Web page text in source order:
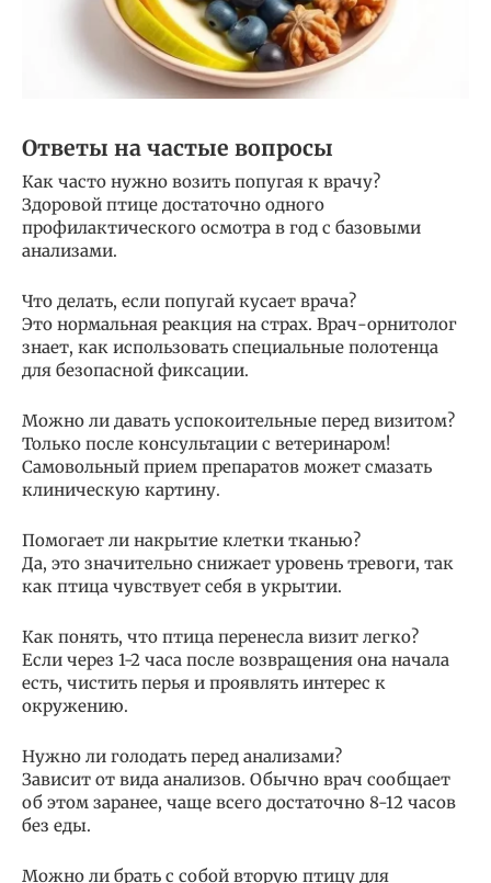
Ответы на частые вопросы
Как часто нужно возить попугая к врачу?
Здоровой птице достаточно одного
профилактического осмотра в год с базовыми
анализами.
Что делать, если попугай кусает врача?
Это нормальная реакция на страх. Врач-орнитолог
знает, как использовать специальные полотенца
для безопасной фиксации.
Можно ли давать успокоительные перед визитом?
Только после консультации с ветеринаром!
Самовольный прием препаратов может смазать
клиническую картину.
Помогает ли накрытие клетки тканью?
Да, это значительно снижает уровень тревоги, так
как птица чувствует себя в укрытии.
Как понять, что птица перенесла визит легко?
Если через 1-2 часа после возвращения она начала
есть, чистить перья и проявлять интерес к
окружению.
Нужно ли голодать перед анализами?
Зависит от вида анализов. Обычно врач сообщает
об этом заранее, чаще всего достаточно 8-12 часов
без еды.
Можно ли брать с собой вторую птицу для